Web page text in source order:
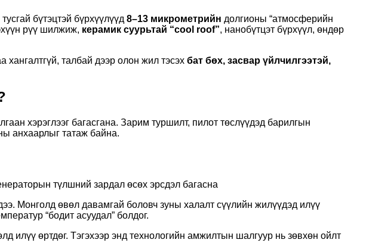
бүтэцтэй бүрхүүлүүд 8–13 микрометрийн долгионы “атмосферийн
рүү шилжиж, керамик суурьтай “cool roof”, нанобүтцэт бүрхүүл, өндөр
хангалтгүй, талбай дээр олон жил тэсэх бат бөх, засвар үйлчилгээтэй,
хэрэглээг багасгана. Зарим туршилт, пилот төслүүдэд барилгын
анхаарлыг татаж байна.
түлшний зардал өсөх эрсдэл багасна
Монголд өвөл давамгай боловч зуны халалт сүүлийн жилүүдэд илүү
“бодит асуудал” болдог.
илүү өртдөг. Тэгэхээр энд технологийн амжилтын шалгуур нь зөвхөн ойлт